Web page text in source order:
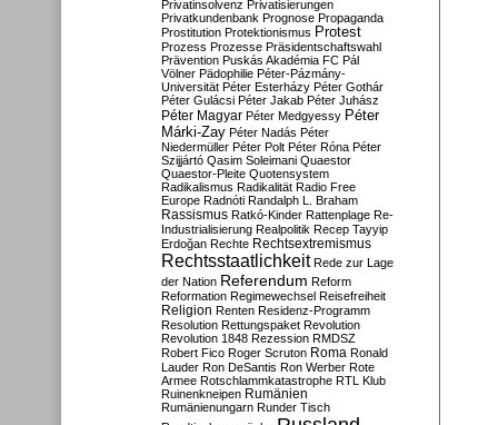
Privatinsolvenz Privatisierungen
Privatkundenbank Prognose Propaganda
Prostitution Protektionismus Protest
Prozess Prozesse Präsidentschaftswahl
Prävention Puskás Akadémia FC Pál
Völner Pädophilie Péter-Pázmány-
Universität Péter Esterházy Péter Gothár
Péter Gulácsi Péter Jakab Péter Juhász
Péter Magyar Péter Medgyessy Péter
Márki-Zay Péter Nadás Péter
Niedermüller Péter Polt Péter Róna Péter
Szijjártó Qasim Soleimani Quaestor
Quaestor-Pleite Quotensystem
Radikalismus Radikalität Radio Free
Europe Radnóti Randalph L. Braham
Rassismus Ratkó-Kinder Rattenplage Re-
Industrialisierung Realpolitik Recep Tayyip
Erdoğan Rechte Rechtsextremismus
Rechtsstaatlichkeit Rede zur Lage
der Nation Referendum Reform
Reformation Regimewechsel Reisefreiheit
Religion Renten Residenz-Programm
Resolution Rettungspaket Revolution
Revolution 1848 Rezession RMDSZ
Robert Fico Roger Scruton Roma Ronald
Lauder Ron DeSantis Ron Werber Rote
Armee Rotschlammkatastrophe RTL Klub
Ruinenkneipen Rumänien
Rumänienungarn Runder Tisch